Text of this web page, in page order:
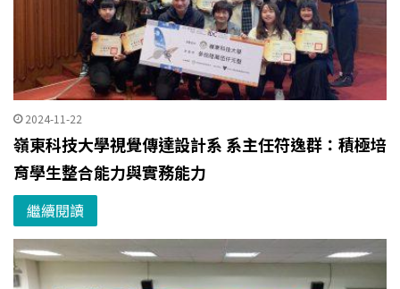
2024-11-22
嶺東科技大學視覺傳達設計系 系主任符逸群：積極培
育學生整合能力與實務能力
繼續閱讀